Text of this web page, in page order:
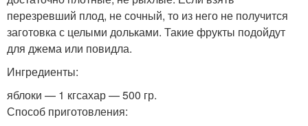
перезревший плод, не сочный, то из него не получится
заготовка с целыми дольками. Такие фрукты подойдут
для джема или повидла.
Ингредиенты:
яблоки — 1 кгсахар — 500 гр.
Способ приготовления: